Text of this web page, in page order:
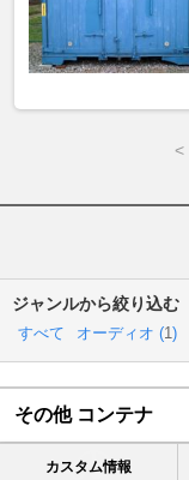
<
ジャンルから絞り込む
すべて オーディオ (1 )
その他 コンテナ
カスタム情報